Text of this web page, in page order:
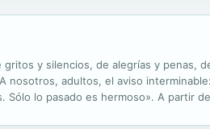
y silencios, de alegrías y penas,
adultos, el aviso
lo pasado es hermoso». A partir